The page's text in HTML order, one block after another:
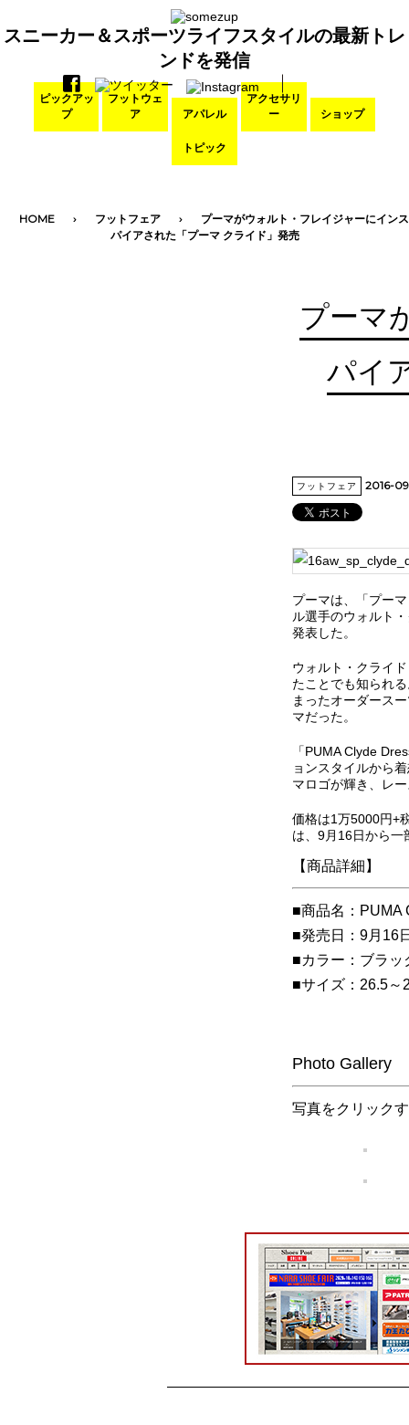
スニーカー＆スポーツライフスタイルの最新トレ
ンドを発信
ピックアッ
プ
フットウェ
ア
アパレル
アクセサリ
ー
ショップ
トピック
HOME フットフェア
プーマがウォルト・フレイジャーにインス
パイアされた「プーマ クライド」発売
プーマ
パイ
フットフェア 2016-
プーマは、「プー
ル選手のウォルト
発表した。
ウォルト・クライ
たことでも知られ
まったオーダース
マだった。
「PUMA Clyde
ョンスタイルから
マロゴが輝き、レ
価格は1万5000円+
は、9月16日から一
【商品詳細】
■商品名：PUMA
■発売日：9月16
■カラー：ブラッ
■サイズ：26.5～
Photo Gallery
写真をクリック